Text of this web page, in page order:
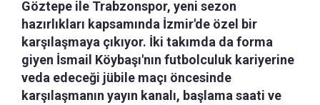
Göztepe ile Trabzonspor, yeni sezon
hazırlıkları kapsamında İzmir'de özel bir
karşılaşmaya çıkıyor. İki takımda da forma
giyen İsmail Köybaşı'nın futbolculuk kariyerine
veda edeceği jübile maçı öncesinde
karşılaşmanın yayın kanalı, başlama saati ve